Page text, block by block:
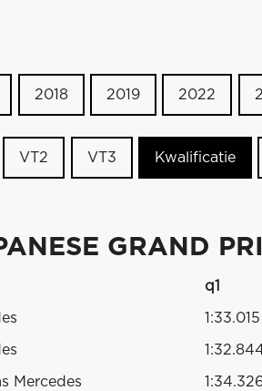
2018 2019 2022
VT2 VT3 Kwalificatie
GRAND
q1
1:33.015
Mercedes